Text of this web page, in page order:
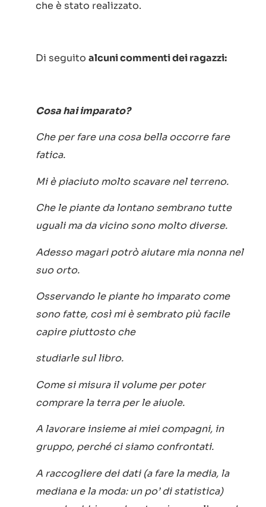
che è stato realizzato.
Di seguito alcuni commenti dei ragazzi:
Cosa hai imparato?
Che per fare una cosa bella occorre fare
fatica.
Mi è piaciuto molto scavare nel terreno.
Che le piante da lontano sembrano tutte
uguali ma da vicino sono molto diverse.
Adesso magari potrò aiutare mia nonna nel
suo orto.
Osservando le piante ho imparato come
sono fatte, così mi è sembrato più facile
capire piuttosto che
studiarle sul libro.
Come si misura il volume per poter
comprare la terra per le aiuole.
A lavorare insieme ai miei compagni, in
gruppo, perché ci siamo confrontati.
A raccogliere dei dati (a fare la media, la
mediana e la moda: un po’ di statistica)